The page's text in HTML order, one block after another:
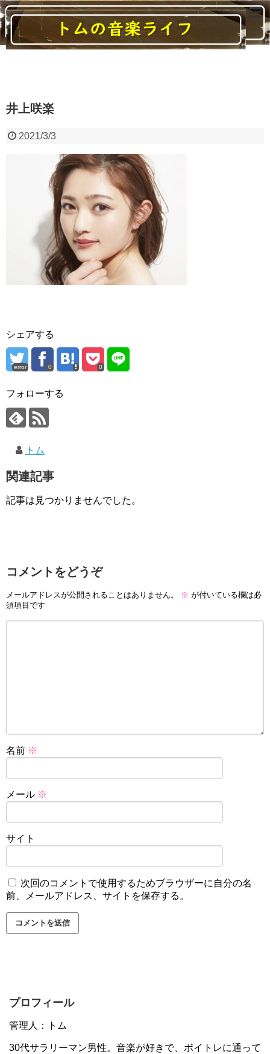
井上咲楽
2021/3/3
シェアする
error 0 0
フォローする
トム
関連記事
記事は見つかりませんでした。
コメントをどうぞ
メールアドレスが公開されることはありません。 ※ が付いている欄は必
須項目です
名前 ※
メール ※
サイト
次回のコメントで使用するためブラウザーに自分の名
前、メールアドレス、サイトを保存する。
プロフィール
管理人：トム
30代サラリーマン男性。音楽が好きで、ボイトレに通って